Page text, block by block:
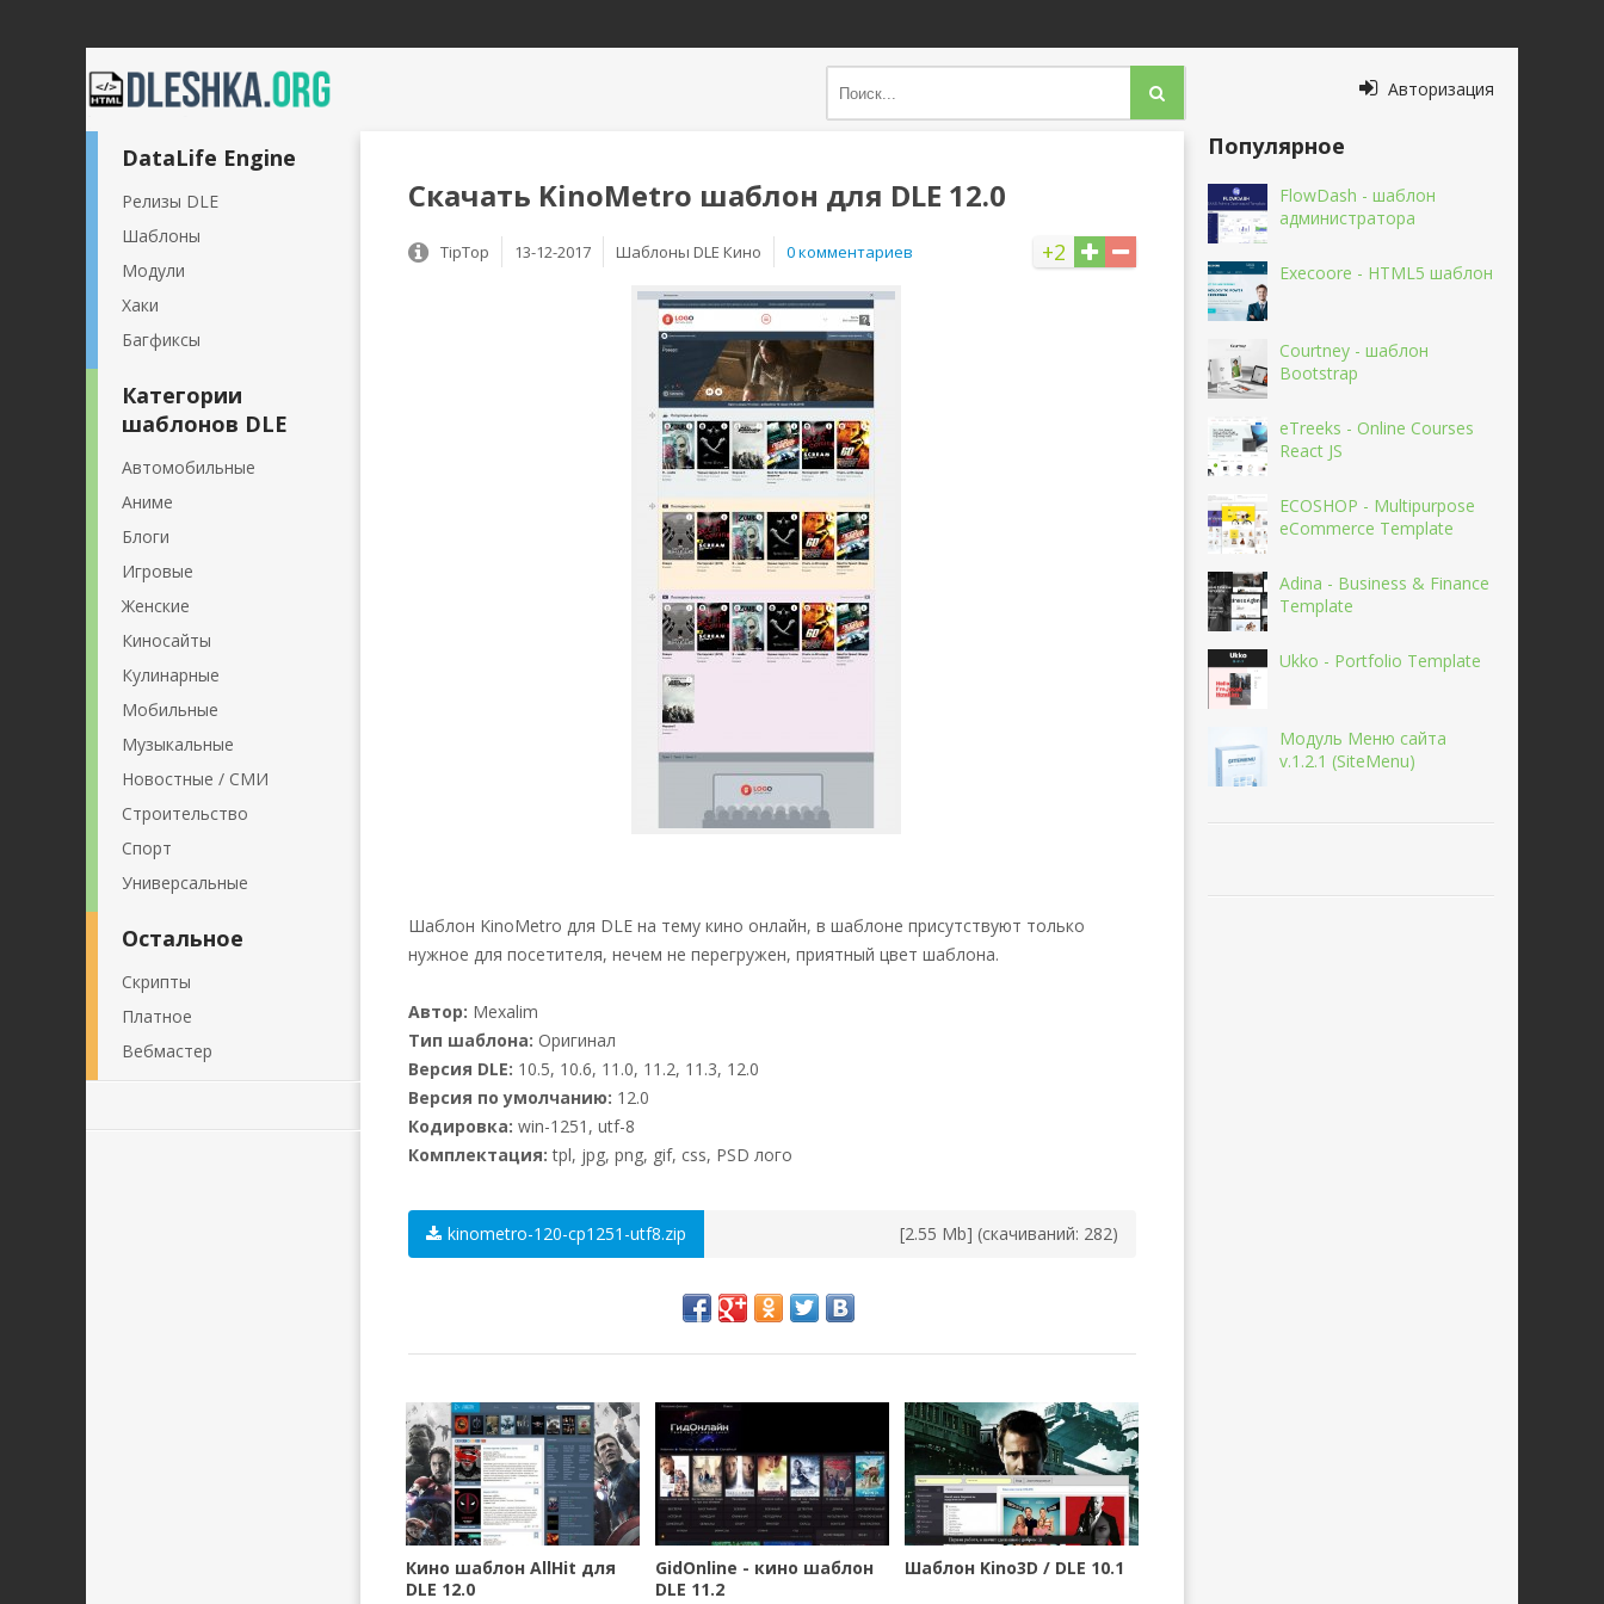
Авторизация
Скачать KinoMetro шаблон для DLE 12.0
+2
TipTop 13-12-2017 Шаблоны DLE Кино 0 комментариев
Шаблон KinoMetro для DLE на тему кино онлайн, в шаблоне присутствуют только
нужное для посетителя, нечем не перегружен, приятный цвет шаблона.
Автор: Mexalim
Тип шаблона: Оригинал
Версия DLE: 10.5, 10.6, 11.0, 11.2, 11.3, 12.0
Версия по умолчанию: 12.0
Кодировка: win-1251, utf-8
Комплектация: tpl, jpg, png, gif, css, PSD лого
kinometro-120-cp1251-utf8.zip [2.55 Mb] (cкачиваний: 282)
Кино шаблон AllHit для
DLE 12.0
GidOnline - кино шаблон
DLE 11.2
Шаблон Kino3D / DLE 10.1
DataLife Engine
Релизы DLE
Шаблоны
Модули
Хаки
Багфиксы
Категории
шаблонов DLE
Автомобильные
Аниме
Блоги
Игровые
Женские
Киносайты
Кулинарные
Мобильные
Музыкальные
Новостные / СМИ
Строительство
Спорт
Универсальные
Остальное
Скрипты
Платное
Вебмастер
Популярное
FlowDash - шаблон
администратора
Execoore - HTML5 шаблон
Courtney - шаблон
Bootstrap
eTreeks - Online Courses
React JS
ECOSHOP - Multipurpose
eCommerce Template
Adina - Business & Finance
Template
Ukko - Portfolio Template
Модуль Меню сайта
v.1.2.1 (SiteMenu)